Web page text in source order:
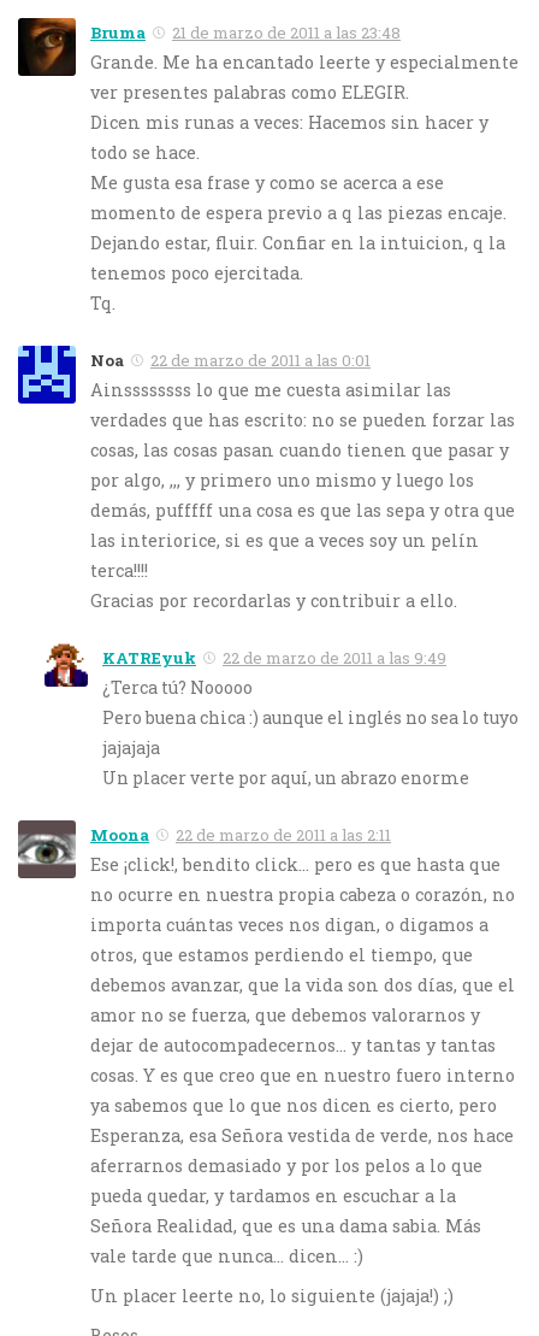
Bruma 21 de marzo de 2011 a las 23:48
Grande. Me ha encantado leerte y especialmente
ver presentes palabras como ELEGIR.
Dicen mis runas a veces: Hacemos sin hacer y
todo se hace.
Me gusta esa frase y como se acerca a ese
momento de espera previo a q las piezas encaje.
Dejando estar, fluir. Confiar en la intuicion, q la
tenemos poco ejercitada.
Tq.
Noa 22 de marzo de 2011 a las 0:01
Ainssssssss lo que me cuesta asimilar las
verdades que has escrito: no se pueden forzar las
cosas, las cosas pasan cuando tienen que pasar y
por algo, ,,, y primero uno mismo y luego los
demás, pufffff una cosa es que las sepa y otra que
las interiorice, si es que a veces soy un pelín
terca!!!!
Gracias por recordarlas y contribuir a ello.
KATREyuk 22 de marzo de 2011 a las 9:49
¿Terca tú? Nooooo
Pero buena chica :) aunque el inglés no sea lo tuyo
jajajaja
Un placer verte por aquí, un abrazo enorme
Moona 22 de marzo de 2011 a las 2:11
Ese ¡click!, bendito click… pero es que hasta que
no ocurre en nuestra propia cabeza o corazón, no
importa cuántas veces nos digan, o digamos a
otros, que estamos perdiendo el tiempo, que
debemos avanzar, que la vida son dos días, que el
amor no se fuerza, que debemos valorarnos y
dejar de autocompadecernos… y tantas y tantas
cosas. Y es que creo que en nuestro fuero interno
ya sabemos que lo que nos dicen es cierto, pero
Esperanza, esa Señora vestida de verde, nos hace
aferrarnos demasiado y por los pelos a lo que
pueda quedar, y tardamos en escuchar a la
Señora Realidad, que es una dama sabia. Más
vale tarde que nunca… dicen… :)
Un placer leerte no, lo siguiente (jajaja!) ;)